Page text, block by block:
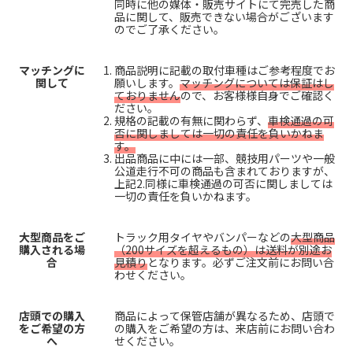
同時に他の媒体・販売サイトにて完売した商
品に関して、販売できない場合がございます
のでご了承ください。
マッチングに
関して
商品説明に記載の取付車種はご参考程度でお
願いします。 マッチングについては保証はし
ておりませんので、お客様様自身でご確認く
ださい。
規格の記載の有無に関わらず、 車検通過の可
否に関しましては一切の責任を負いかねま
す。
出品商品に中には一部、競技用パーツや一般
公道走行不可の商品も含まれておりますが、
上記2.同様に車検通過の可否に関しましては
一切の責任を負いかねます。
大型商品をご
購入される場
合
トラック用タイヤやバンパーなどの大型商品
（200サイズを超えるもの）は送料が別途お
見積りとなります。必ずご注文前にお問い合
わせください。
店頭での購入
をご希望の方
へ
商品によって保管店舗が異なるため、店頭で
の購入をご希望の方は、来店前にお問い合わ
せください。